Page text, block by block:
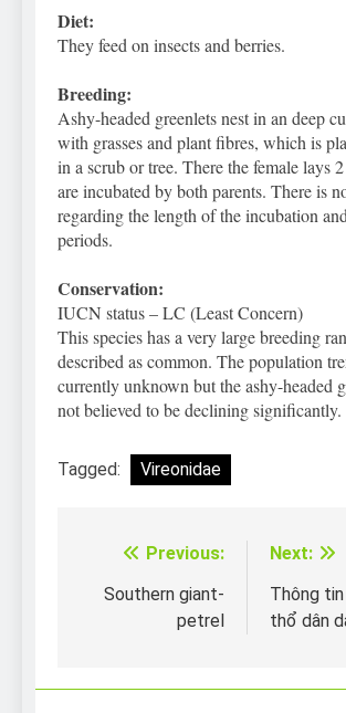
Diet:
They feed on insects and berries.
Breeding:
Ashy-headed greenlets nest in an deep
with grasses and plant fibres, which is
in a scrub or tree. There the female lays
are incubated by both parents. There is
regarding the length of the incubation
periods.
Conservation:
IUCN status – LC (Least Concern)
This species has a very large breeding
described as common. The population
currently unknown but the ashy-headed
not believed to be declining significantly.
Tagged: Vireonidae
Điều
hướng
Previous:
Southern giant-
petrel
Next:
Thông
thổ dân